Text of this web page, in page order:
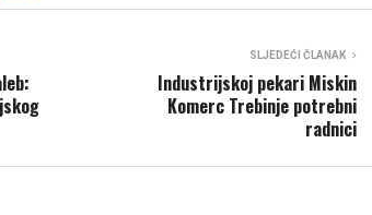
SLJEDEĆI ČLANAK
Industrijskoj pekari Miskin
Komerc Trebinje potrebni
radnici